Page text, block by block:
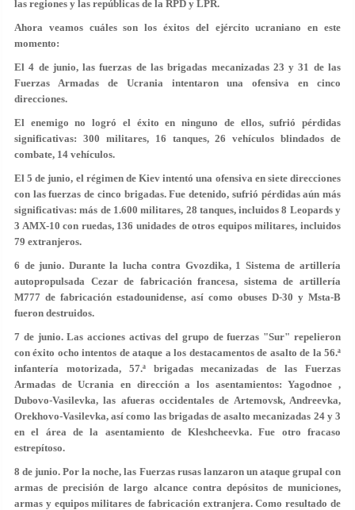
las regiones y las repúblicas de la RPD y LPR.
Ahora veamos cuáles son los éxitos del ejército ucraniano en este
momento:
El4 de junio, las fuerzas de las brigadas mecanizadas 23 y 31 de las
Fuerzas Armadas de Ucrania intentaron una ofensiva en cinco
direcciones.
El enemigo no logró el éxito en ninguno de ellos, sufrió pérdidas
significativas: 300 militares, 16 tanques, 26 vehículos blindados de
combate, 14 vehículos.
El5 de junio, el régimen de Kiev intentó una ofensiva en siete direcciones
con las fuerzas de cinco brigadas. Fue detenido, sufrió pérdidas aún más
significativas: más de 1.600 militares, 28 tanques, incluidos 8 Leopards y
3 AMX-10 con ruedas, 136 unidades de otros equipos militares, incluidos
79 extranjeros.
6 de junio. Durante la lucha contra Gvozdika, 1 Sistema de artillería
autopropulsada Cezar de fabricación francesa, sistema de artillería
M777 de fabricación estadounidense, así como obuses D-30 y Msta-B
fueron destruidos.
7 de junio. Las acciones activas del grupo de fuerzas "Sur" repelieron
con éxito ocho intentos de ataque a los destacamentos de asalto de la 56.ª
infantería motorizada, 57.ª brigadas mecanizadas de las Fuerzas
Armadas de Ucrania en dirección a los asentamientos: Yagodnoe ,
Dubovo-Vasilevka, las afueras occidentales de Artemovsk, Andreevka,
Orekhovo-Vasilevka, así como las brigadas de asalto mecanizadas 24 y 3
en el área de la asentamiento de Kleshcheevka. Fue otro fracaso
estrepítoso.
8 de junio. Por la noche, las Fuerzas rusas lanzaron un ataque grupal con
armas de precisión de largo alcance contra depósitos de municiones,
armas y equipos militares de fabricación extranjera. Como resultado de